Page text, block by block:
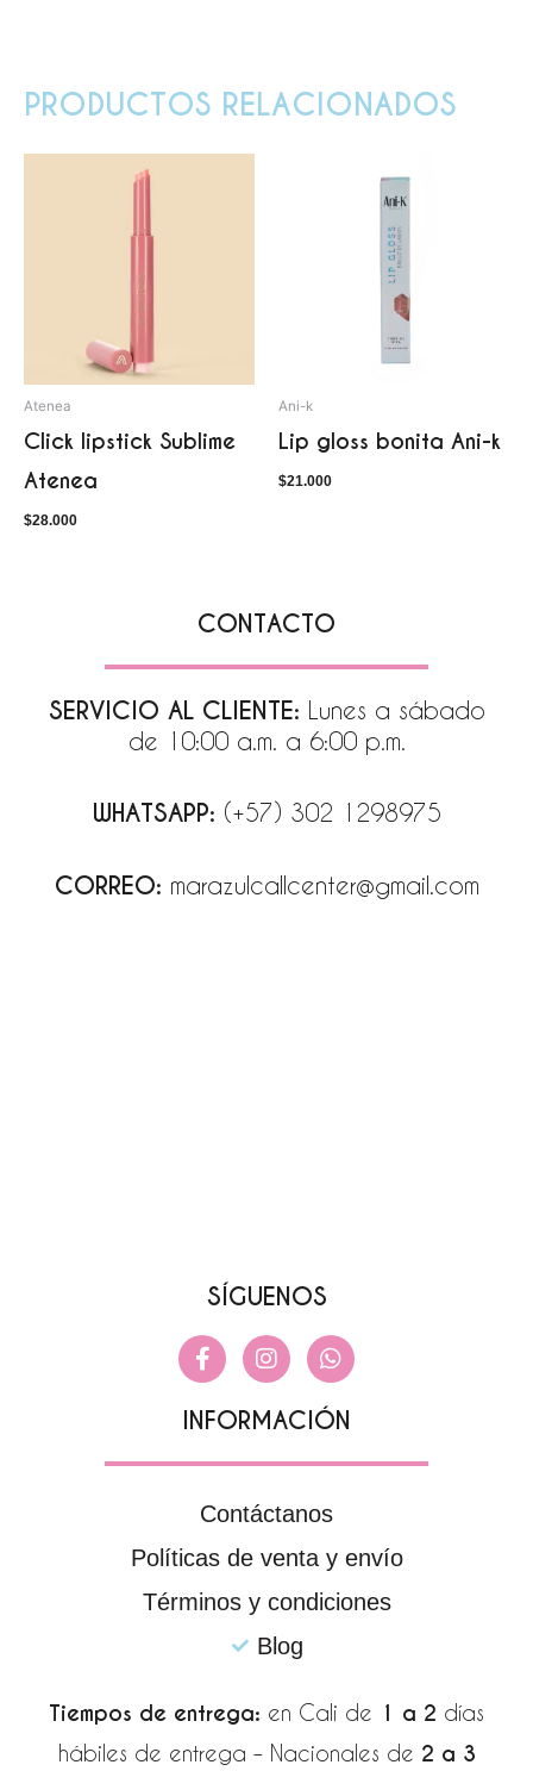
PRODUCTOS RELACIONADOS
Atenea
Click lipstick Sublime
Atenea
$28.000
Ani-k
Lip gloss bonita Ani-k
$21.000
CONTACTO
SERVICIO AL CLIENTE: Lunes a sábado
de 10:00 a.m. a 6:00 p.m.
WHATSAPP: (+57) 302 1298975
CORREO: marazulcallcenter@gmail.com
SÍGUENOS
F
a
e
o
k
f
I
n
t
g
a
W
h
t
a
p
INFORMACIÓN
Contáctanos
Políticas de venta y envío
Términos y condiciones
Blog
Tiempos de entrega: en Cali de 1 a 2 días
hábiles de entrega – Nacionales de 2 a 3